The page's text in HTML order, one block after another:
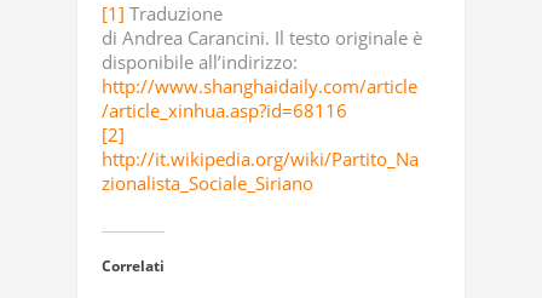
[1] Traduzione
di Andrea Carancini. Il testo originale è
disponibile all’indirizzo:
http://www.shanghaidaily.com/article
/article_xinhua.asp?id=68116
[2]
http://it.wikipedia.org/wiki/Partito_Na
zionalista_Sociale_Siriano
Correlati